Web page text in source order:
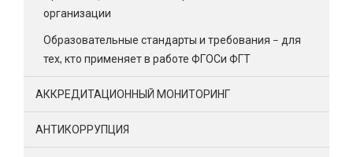
организации
Образовательные стандарты и требования – для
тех, кто применяет в работе ФГОСи ФГТ
АККРЕДИТАЦИОННЫЙ МОНИТОРИНГ
АНТИКОРРУПЦИЯ